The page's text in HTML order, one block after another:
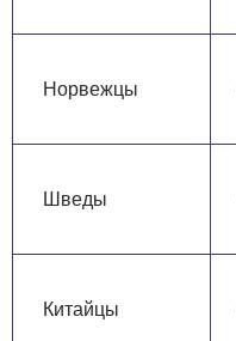
Норвежцы
Шведы
Китайцы